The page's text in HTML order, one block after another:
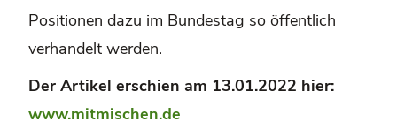
Positionen dazu im Bundestag so öffentlich
verhandelt werden.
Der Artikel erschien am 13.01.2022 hier:
www.mitmischen.de